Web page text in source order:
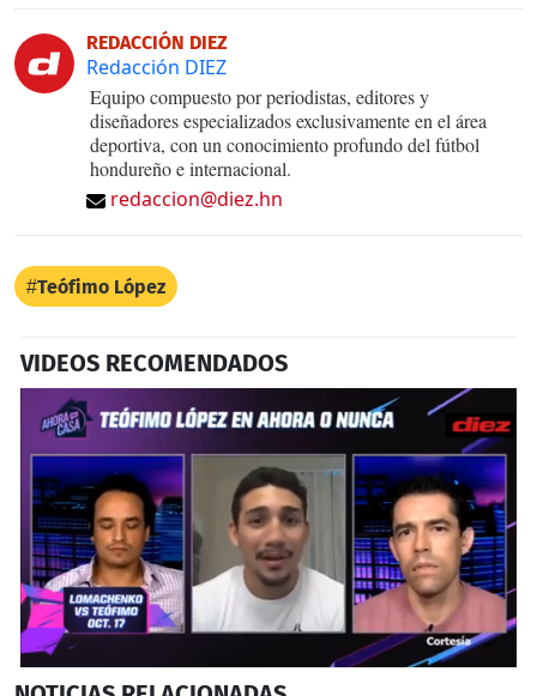
REDACCIÓN DIEZ
Redacción DIEZ
Equipo compuesto por periodistas, editores y
diseñadores especializados exclusivamente en el área
deportiva, con un conocimiento profundo del fútbol
hondureño e internacional.
redaccion@diez.hn
Teófimo López
VIDEOS RECOMENDADOS